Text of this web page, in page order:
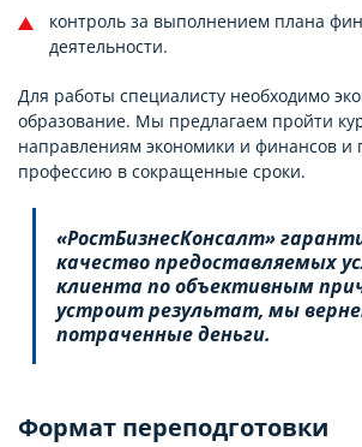
контроль за выполнением плана
деятельности.
Для работы специалисту необходимо
образование. Мы предлагаем пройти
направлениям экономики и финансов и
профессию в сокращенные сроки.
«РостБизнесКонсалт»
качество предоставляемых
клиента по объективным
устроит результат, мы
потраченные деньги.
Формат переподготовки